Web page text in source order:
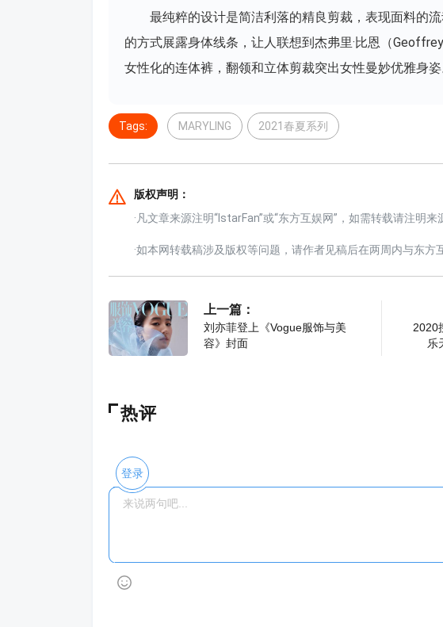
最纯粹的设计是简洁利落的精良剪裁，表现面料的
的方式展露身体线条，让人联想到杰弗里·比恩（
女性化的连体裤，翻领和立体剪裁突出女性曼妙优雅身姿
Tags: MARYLING 2021春夏系列
版权声明：
·凡文章来源注明“IstarFan”或“东方互娱网”，如需转载请注明
·如本网转载稿涉及版权等问题，请作者见稿后在两周内与东方
上一篇：
刘亦菲登上《Vogue服饰与美
容》封面
2020
乐
热评
登录